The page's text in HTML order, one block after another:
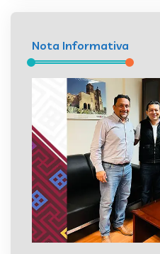
Nota Informativa